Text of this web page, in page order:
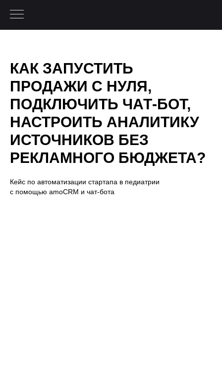
КАК ЗАПУСТИТЬ
ПРОДАЖИ С НУЛЯ,
ПОДКЛЮЧИТЬ ЧАТ-БОТ,
НАСТРОИТЬ АНАЛИТИКУ
ИСТОЧНИКОВ БЕЗ
РЕКЛАМНОГО БЮДЖЕТА?
Кейс по автоматизации стартапа в педиатрии
с помощью amoCRM и чат-бота